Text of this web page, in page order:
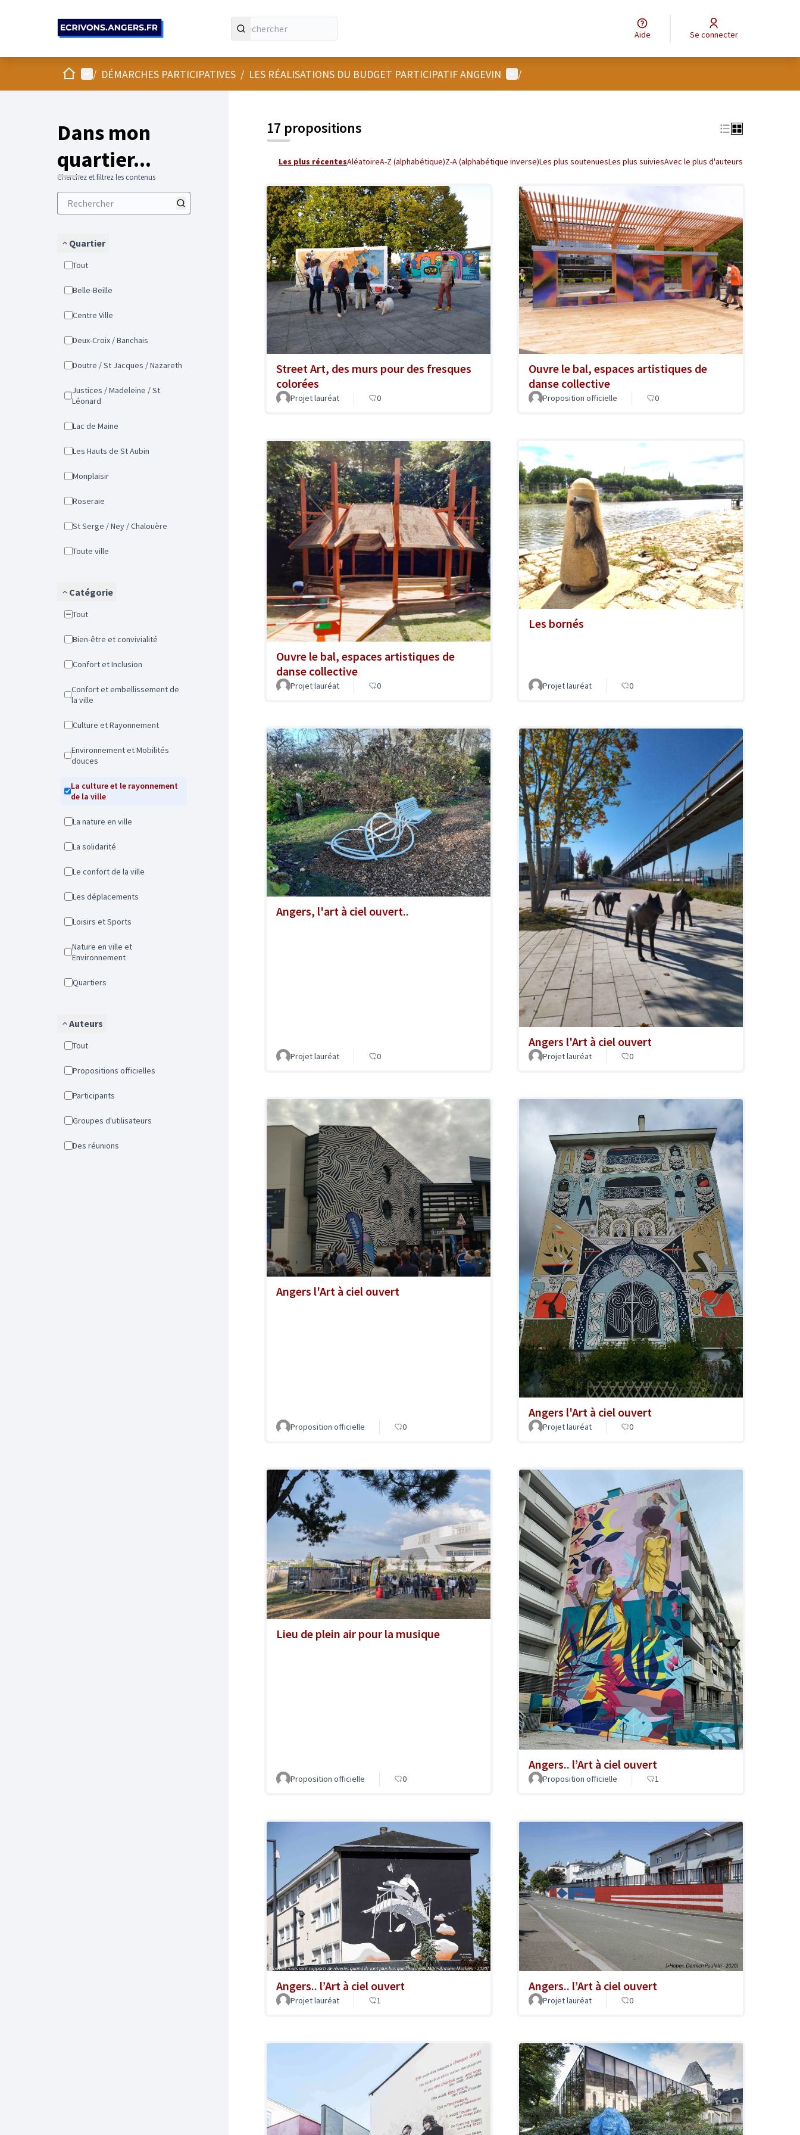
Aide Se connecter
AccueilMenu principal
/ DÉMARCHES PARTICIPATIVES / LES RÉALISATIONS DU BUDGET PARTICIPATIF ANGEVIN Menu utilisateur
/
Dans mon
quartier...
Cherchez et filtrez les contenus
Quartier
Tout
Belle-Beille
Centre Ville
Deux-Croix / Banchais
Doutre / St Jacques / Nazareth
Justices / Madeleine / St
Léonard
Lac de Maine
Les Hauts de St Aubin
Monplaisir
Roseraie
St Serge / Ney / Chalouère
Toute ville
Catégorie
Tout
Bien-être et convivialité
Confort et Inclusion
Confort et embellissement de
la ville
Culture et Rayonnement
Environnement et Mobilités
douces
La culture et le rayonnement
de la ville
La nature en ville
La solidarité
Le confort de la ville
Les déplacements
Loisirs et Sports
Nature en ville et
Environnement
Quartiers
Auteurs
Tout
Propositions officielles
Participants
Groupes d'utilisateurs
Des réunions
17 propositions
Les plus récentesAléatoireA-Z (alphabétique)Z-A (alphabétique inverse)Les plus soutenuesLes plus suiviesAvec le plus d'auteurs
Street Art, des murs pour des fresques
colorées
Projet lauréat 0
Ouvre le bal, espaces artistiques de
danse collective
Proposition officielle 0
Ouvre le bal, espaces artistiques de
danse collective
Projet lauréat 0
Les bornés
Projet lauréat 0
Angers, l'art à ciel ouvert..
Projet lauréat 0
Angers l'Art à ciel ouvert
Projet lauréat 0
Angers l'Art à ciel ouvert
Proposition officielle 0
Angers l'Art à ciel ouvert
Projet lauréat 0
Lieu de plein air pour la musique
Proposition officielle 0
Angers.. l’Art à ciel ouvert
Proposition officielle 1
Angers.. l’Art à ciel ouvert
Projet lauréat 1
Angers.. l’Art à ciel ouvert
Projet lauréat 0